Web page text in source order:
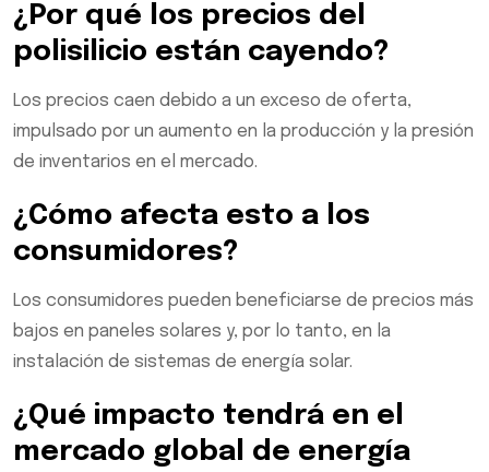
¿Por qué los precios del
polisilicio están cayendo?
Los precios caen debido a un exceso de oferta,
impulsado por un aumento en la producción y la presión
de inventarios en el mercado.
¿Cómo afecta esto a los
consumidores?
Los consumidores pueden beneficiarse de precios más
bajos en paneles solares y, por lo tanto, en la
instalación de sistemas de energía solar.
¿Qué impacto tendrá en el
mercado global de energía